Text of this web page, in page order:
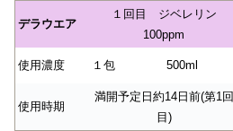
デラウエア
１回目 ジベレリン
100ppm
使用濃度 １包 500ml
使用時期
満開予定日約14日前(第1回
目)